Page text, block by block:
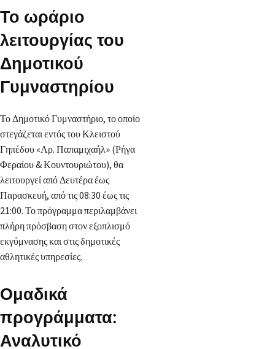
Το ωράριο
λειτουργίας του
Δημοτικού
Γυμναστηρίου
Το Δημοτικό Γυμναστήριο, το οποίο
στεγάζεται εντός του Κλειστού
Γηπέδου «Αρ. Παπαμιχαήλ» (Ρήγα
Φεραίου & Κουντουριώτου), θα
λειτουργεί από Δευτέρα έως
Παρασκευή, από τις 08:30 έως τις
21:00. Το πρόγραμμα περιλαμβάνει
πλήρη πρόσβαση στον εξοπλισμό
εκγύμνασης και στις δημοτικές
αθλητικές υπηρεσίες.
Ομαδικά
προγράμματα:
Αναλυτικό